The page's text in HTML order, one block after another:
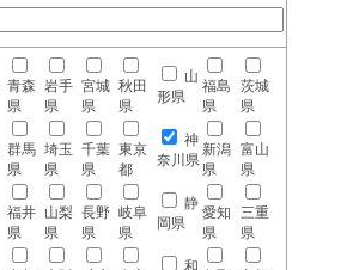
青森
県
岩手
県
宮城
県
秋田
県
山
形県
福島
県
茨城
県
群馬
県
埼玉
県
千葉
県
東京
都
神
奈川県
新潟
県
富山
県
福井
県
山梨
県
長野
県
岐阜
県
静
岡県
愛知
県
三重
県
和